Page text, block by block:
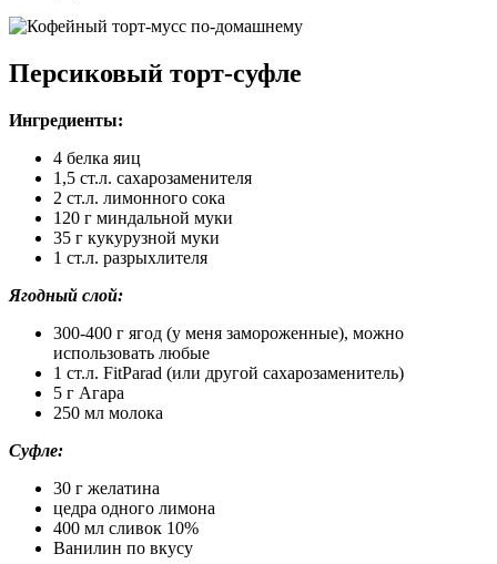
Персиковый торт-суфле
Ингредиенты:
4 белка яиц
1,5 ст.л. сахарозаменителя
2 ст.л. лимонного сока
120 г миндальной муки
35 г кукурузной муки
1 ст.л. разрыхлителя
Ягодный слой:
300-400 г ягод (у меня замороженные), можно
использовать любые
1 ст.л. FitParad (или другой сахарозаменитель)
5 г Агара
250 мл молока
Суфле:
30 г желатина
цедра одного лимона
400 мл сливок 10%
Ванилин по вкусу